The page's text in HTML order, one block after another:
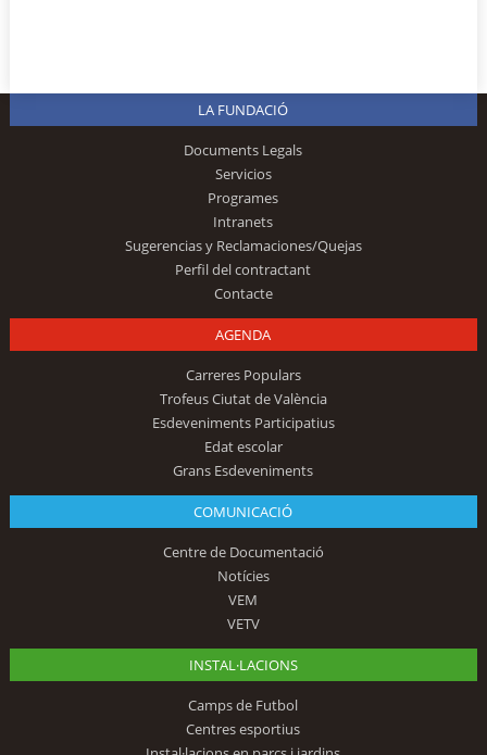
LA FUNDACIÓ
Documents Legals
Servicios
Programes
Intranets
Sugerencias y Reclamaciones/Quejas
Perfil del contractant
Contacte
AGENDA
Carreres Populars
Trofeus Ciutat de València
Esdeveniments Participatius
Edat escolar
Grans Esdeveniments
COMUNICACIÓ
Centre de Documentació
Notícies
VEM
VETV
INSTAL·LACIONS
Camps de Futbol
Centres esportius